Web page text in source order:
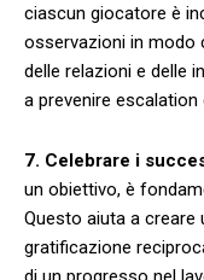
ciascun giocatore è
osservazioni in modo
delle relazioni e delle
a ​prevenire escalation
7. Celebrare i
un obiettivo,⁢ è
Questo aiuta a creare
gratificazione